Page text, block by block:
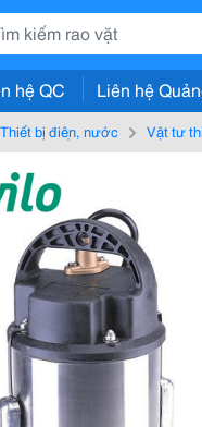
hệ QC Liên hệ
Thiết bị điện, nước Vật tư